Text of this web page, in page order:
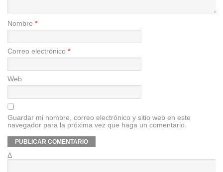
Nombre *
Correo electrónico *
Web
Guardar mi nombre, correo electrónico y sitio web en este
navegador para la próxima vez que haga un comentario.
Δ